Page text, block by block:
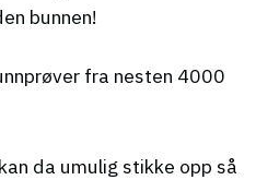
bunnen!
fra nesten 4000
da umulig stikke opp så